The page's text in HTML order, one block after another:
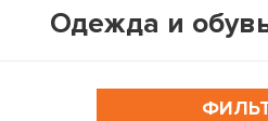
Одежда и